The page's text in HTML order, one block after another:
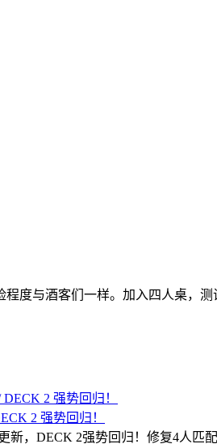
度与酒客们一样。加入四人桌，
2 强势回归！
新，DECK 2强势回归！修复4人匹